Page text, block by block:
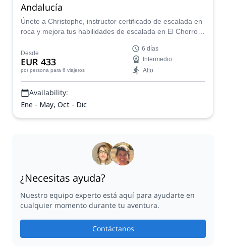
Andalucía
Únete a Christophe, instructor certificado de escalada en
roca y mejora tus habilidades de escalada en El Chorro,
aventura!
Desde
EUR 433
por persona para 6 viajeros
6 días
Intermedio
Alto
Availability:
Ene - May, Oct - Dic
¿Necesitas ayuda?
Nuestro equipo experto está aquí para ayudarte en
cualquier momento durante tu aventura.
Contáctanos